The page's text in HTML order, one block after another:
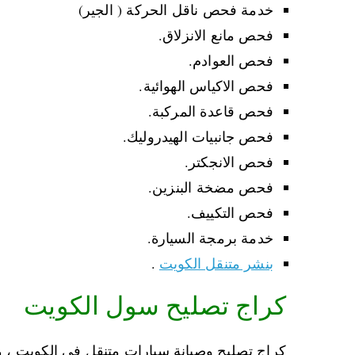
خدمة فحص ناقل الحركة ( الجير)
فحص مانع الانزلاق.
فحص العوادم.
فحص الاكياس الهوائية.
فحص قاعدة المركبة.
فحص جانبيات الهيدروليك.
فحص الانجكتر.
فحص مضخة البنزين.
فحص التكييف.
خدمة برمجة السيارة.
بنشر متنقل الكويت .
كراج تصليح سول الكويت
كراج تصليح وصيانة سيارات متنقل في الكويت